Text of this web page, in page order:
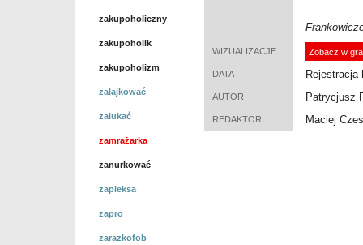
zakupoholiczny
zakupoholik
zakupoholizm
zalajkować
zalukać
zamrażarka
zanurkować
zapieksa
zapro
zarazkofob
WIZUALIZACJE Zobacz w
DATA Rejestracja
AUTOR Patrycjusz
REDAKTOR Maciej